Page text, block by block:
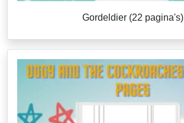
Gordeldier (22 pagina's)